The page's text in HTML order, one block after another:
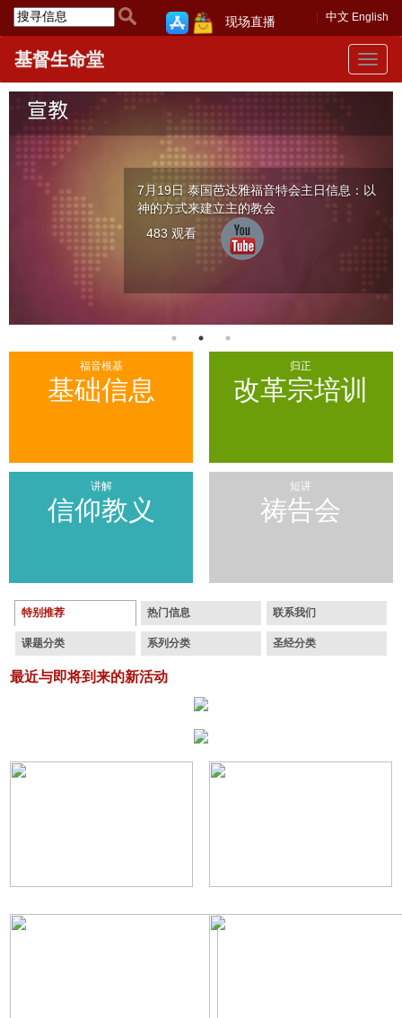
中文 English
现场直播
Toggle
基督生命堂
7月19日 泰国芭达雅福音特会主日信息：以
神的方式来建立主的教会
483 观看
福音根基
基础信息
归正
改革宗培训
讲解
信仰教义
短讲
祷告会
特别推荐 热门信息 联系我们
课题分类 系列分类 圣经分类
最近与即将到来的新活动